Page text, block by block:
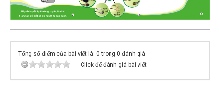
Tổng số điểm của bài viết là: 0 trong 0 đánh giá
Click để đánh giá bài viết